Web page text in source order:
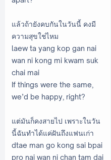
แล้วถ้ายังคบกันในวันนี้ คงมี
ความสุขใช่ไหม
laew ta yang kop gan nai
wan ni kong mi kwam suk
chai mai
If things were the same,
we’d be happy, right?
แต่มันก็คงสายไป เพราะในวัน
นี้ฉันทำได้แค่ฝันถึงแฟนเก่า
dtae man go kong sai bpai
pro nai wan ni chan tam dai